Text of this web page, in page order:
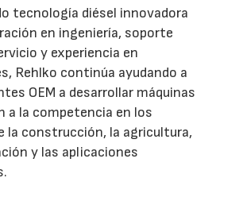
tecnología diésel innovadora
en ingeniería, soporte
y experiencia en
Rehlko continúa ayudando a
OEM a desarrollar máquinas
a la competencia en los
la construcción, la agricultura,
y las aplicaciones